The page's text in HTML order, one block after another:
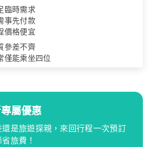
臨時需求
事先付款
價格便宜
參差不齊
僅能乘坐四位
屬優惠
是旅遊探親，來回行程一次預訂
旅費！